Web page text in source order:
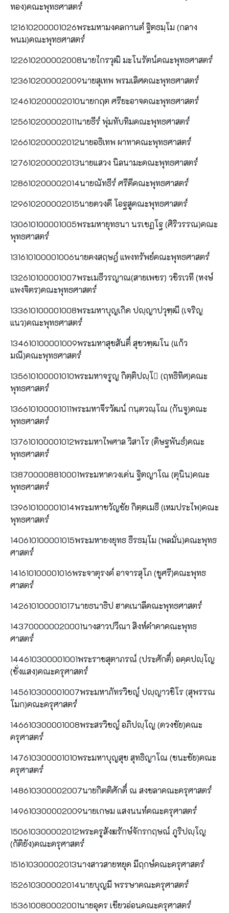
ทอง)คณะพุทธศาสตร์
121610200001026พระมหามงคลกานต์ ฐิตธมฺโม (กลาง
พนม)คณะพุทธศาสตร์
122610200002008นายไกรวุฒิ มะโนรัตน์คณะพุทธศาสตร์
123610200002009นายสุเทพ พรมเลิศคณะพุทธศาสตร์
124610200002010นายกฤต ศรียะอาจคณะพุทธศาสตร์
125610200002011นายธีร์ พุ่มทับทิมคณะพุทธศาสตร์
126610200002012นายอธิเทพ ผาทาคณะพุทธศาสตร์
127610200002013นายแสวง นิลนามะคณะพุทธศาสตร์
128610200002014นายณัทธีร์ ศรีดีคณะพุทธศาสตร์
129610200002015นายดวงดี โอฐสูคณะพุทธศาสตร์
130610100001005พระมหายุทธนา นรเชฏโฐ (ศิริวรรณ)คณะ
พุทธศาสตร์
131610100001006นายคงสฤษฎ์ แพงทรัพย์คณะพุทธศาสตร์
132610100001007พระเมธีวรญาณ(สายเพชร) วชิรเวที (หงษ์
แพงจิตร)คณะพุทธศาสตร์
133610100001008พระมหาบุญเกิด ปญฺญาปวุฑฺฒี (เจริญ
แนว)คณะพุทธศาสตร์
134610100001009พระมหาสุขสันติ์ สุขวฑฺฒโน (แก้ว
มณี)คณะพุทธศาสตร์
135610100001010พระมหาจรูญ กิตฺติปญฺโ (ฤทธิทิศ)คณะ
พุทธศาสตร์
136610100001011พระมหาจีรวัฒน์ กนฺตวณฺโณ (กันจู)คณะ
พุทธศาสตร์
137610100001012พระมหาไพศาล วิสาโร (ดิษฐพันธ์)คณะ
พุทธศาสตร์
138700008810001พระมหาดวงเด่น ฐิตญาโณ (ตุนิน)คณะ
พุทธศาสตร์
139610100001014พระมหาขวัญชัย กิตฺตเมธี (เหมประไพ)คณะ
พุทธศาสตร์
140610100001015พระมหายงยุทธ ธีรธมฺโม (พลมั่น)คณะพุทธ
ศาสตร์
141610100001016พระจาตุรงค์ อาจารสุโภ (ชูศรี)คณะพุทธ
ศาสตร์
142610100001017นายธนาธิป ฮาดเนาลีคณะพุทธศาสตร์
143700000020001นางสาวปวีณา สิงห์คำคาคณะพุทธ
ศาสตร์
144610300001001พระราชสุตาภรณ์ (ประศักดิ์) อคฺคปญฺโญ
(ชั่งแสง)คณะครุศาสตร์
145610300001007พระมหาภัทรวิชญ์ ปญฺญาวชิโร (สุพรรณ
โมก)คณะครุศาสตร์
146610300001008พระสรวิชญ์ อภิปญฺโญ (ดวงชัย)คณะ
ครุศาสตร์
147610300001010พระมหาบุญสุข สุทธิญาโณ (ชนะชัย)คณะ
ครุศาสตร์
148610300002007นายกิตติศักดิ์ ณ สงขลาคณะครุศาสตร์
149610300002009นายเกษม แสงนนท์คณะครุศาสตร์
150610300002012พระครูสังฆรักษ์จักรกฤษณ์ ภูริปญฺโญ
(กัติยัง)คณะครุศาสตร์
151610300002013นางสาวสายหยุด มีฤกษ์คณะครุศาสตร์
152610300002014นายบุญมี พรรษาคณะครุศาสตร์
153610080002001นายอุดร เขียวอ่อนคณะครุศาสตร์